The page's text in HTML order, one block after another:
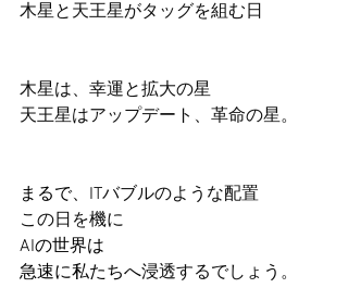
木星と天王星がタッグを組む日
木星は、幸運と拡大の星
天王星はアップデート、革命の星。
まるで、ITバブルのような配置
この日を機に
AIの世界は
急速に私たちへ浸透するでしょう。